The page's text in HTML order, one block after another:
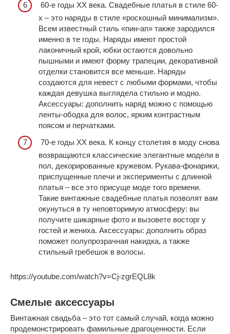
60-е годы ХХ века. Свадебные платья в стиле 60-
х – это наряды в стиле «роскошный минимализм».
Всем известный стиль «пин-ап» также зародился
именно в те годы. Наряды имеют простой
лаконичный крой, юбки остаются довольно
пышными и имеют форму трапеции, декоративной
отделки становится все меньше. Наряды
создаются для невест с любыми формами, чтобы
каждая девушка выглядела стильно и модно.
Аксессуары: дополнить наряд можно с помощью
ленты-ободка для волос, ярким контрастным
поясом и перчатками.
70-е годы ХХ века. К концу столетия в моду снова
возвращаются классические элегантные модели в
пол, декорированные кружевом. Рукава-фонарики,
приспущенные плечи и эксперименты с длинной
платья – все это присуще моде того времени.
Такие винтажные свадебные платья позволят вам
окунуться в ту неповторимую атмосферу: вы
получите шикарные фото и вызовете восторг у
гостей и жениха. Аксессуары: дополнить образ
поможет полупрозрачная накидка, а также
стильный гребешок в волосы.
https://youtube.com/watch?v=Cj-zgrEQL8k
Смелые аксессуары
Винтажная свадьба – это тот самый случай, когда можно
продемонстрировать фамильные драгоценности. Если